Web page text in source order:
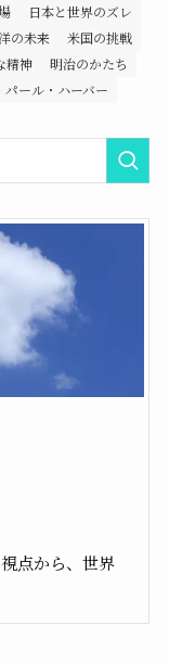
日本と世界のズレ
の未来
米国の挑戦
精神
明治のかたち
パール・ハーバー
点から、世界